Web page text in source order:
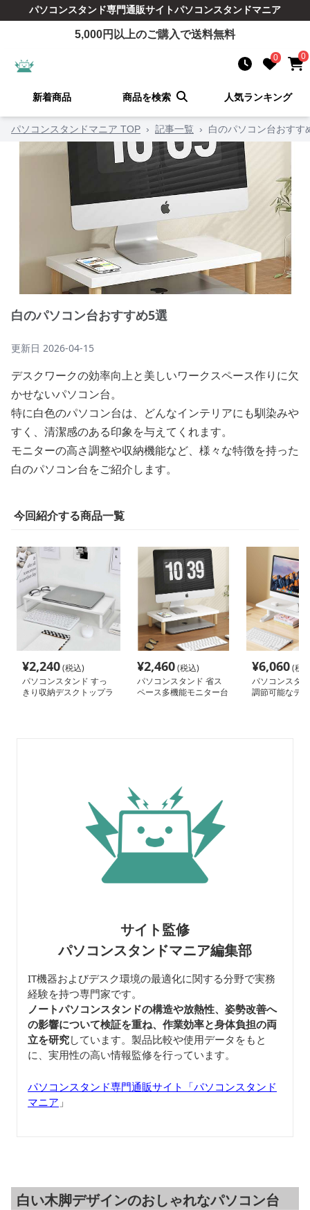
パソコンスタンド専門通販サイトパソコンスタンドマニア
5,000円以上のご購入で送料無料
0 0
新着商品 商品を検索 人気ランキング
パソコンスタンドマニア TOP › 記事一覧 › 白のパソコン台おすす
白のパソコン台おすすめ5選
更新日 2026-04-15
デスクワークの効率向上と美しいワークスペース作りに欠
かせないパソコン台。
特に白色のパソコン台は、どんなインテリアにも馴染みや
すく、清潔感のある印象を与えてくれます。
モニターの高さ調整や収納機能など、様々な特徴を持った
白のパソコン台をご紹介します。
今回紹介する商品一覧
¥2,240(税込)
パソコンスタンド すっ
きり収納デスクトップラ
¥2,460(税込)
パソコンスタンド 省ス
ペース多機能モニター台
¥6,060(税
パソコンスタ
調節可能なデ
サイト監修
パソコンスタンドマニア編集部
IT機器およびデスク環境の最適化に関する分野で実務
経験を持つ専門家です。
ノートパソコンスタンドの構造や放熱性、姿勢改善へ
の影響について検証を重ね、作業効率と身体負担の両
立を研究しています。製品比較や使用データをもと
に、実用性の高い情報監修を行っています。
パソコンスタンド専門通販サイト「パソコンスタンド
マニア 」
白い木脚デザインのおしゃれなパソコン台